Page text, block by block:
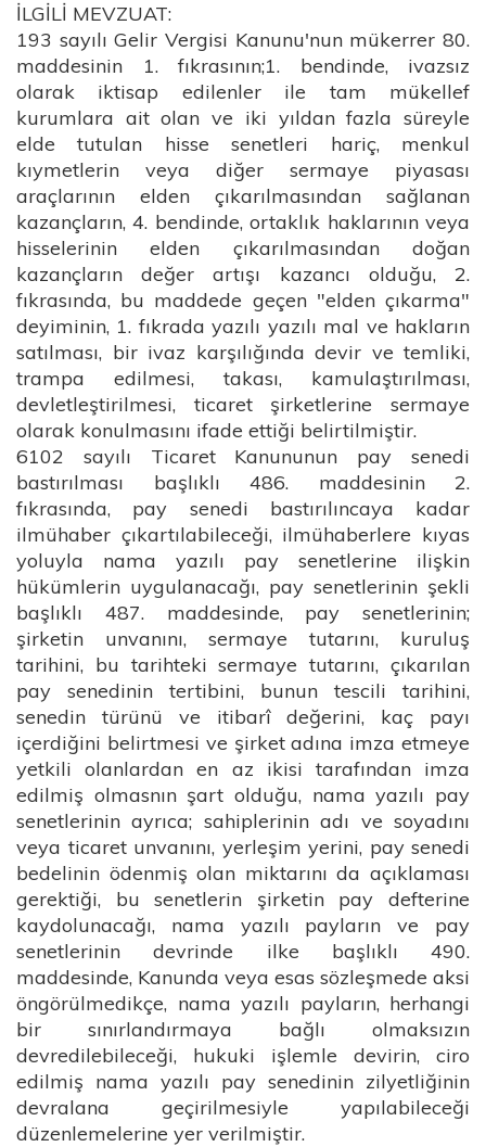
İLGİLİ MEVZUAT:
193 sayılı Gelir Vergisi Kanunu'nun mükerrer 80.
maddesinin 1. fıkrasının;1. bendinde, ivazsız
olarak iktisap edilenler ile tam mükellef
kurumlara ait olan ve iki yıldan fazla süreyle
elde tutulan hisse senetleri hariç, menkul
kıymetlerin veya diğer sermaye piyasası
araçlarının elden çıkarılmasından sağlanan
kazançların, 4. bendinde, ortaklık haklarının veya
hisselerinin elden çıkarılmasından doğan
kazançların değer artışı kazancı olduğu, 2.
fıkrasında, bu maddede geçen "elden çıkarma"
deyiminin, 1. fıkrada yazılı yazılı mal ve hakların
satılması, bir ivaz karşılığında devir ve temliki,
trampa edilmesi, takası, kamulaştırılması,
devletleştirilmesi, ticaret şirketlerine sermaye
olarak konulmasını ifade ettiği belirtilmiştir.
6102 sayılı Ticaret Kanununun pay senedi
bastırılması başlıklı 486. maddesinin 2.
fıkrasında, pay senedi bastırılıncaya kadar
ilmühaber çıkartılabileceği, ilmühaberlere kıyas
yoluyla nama yazılı pay senetlerine ilişkin
hükümlerin uygulanacağı, pay senetlerinin şekli
başlıklı 487. maddesinde, pay senetlerinin;
şirketin unvanını, sermaye tutarını, kuruluş
tarihini, bu tarihteki sermaye tutarını, çıkarılan
pay senedinin tertibini, bunun tescili tarihini,
senedin türünü ve itibarî değerini, kaç payı
içerdiğini belirtmesi ve şirket adına imza etmeye
yetkili olanlardan en az ikisi tarafından imza
edilmiş olmasnın şart olduğu, nama yazılı pay
senetlerinin ayrıca; sahiplerinin adı ve soyadını
veya ticaret unvanını, yerleşim yerini, pay senedi
bedelinin ödenmiş olan miktarını da açıklaması
gerektiği, bu senetlerin şirketin pay defterine
kaydolunacağı, nama yazılı payların ve pay
senetlerinin devrinde ilke başlıklı 490.
maddesinde, Kanunda veya esas sözleşmede aksi
öngörülmedikçe, nama yazılı payların, herhangi
bir sınırlandırmaya bağlı olmaksızın
devredilebileceği, hukuki işlemle devirin, ciro
edilmiş nama yazılı pay senedinin zilyetliğinin
devralana geçirilmesiyle yapılabileceği
düzenlemelerine yer verilmiştir.